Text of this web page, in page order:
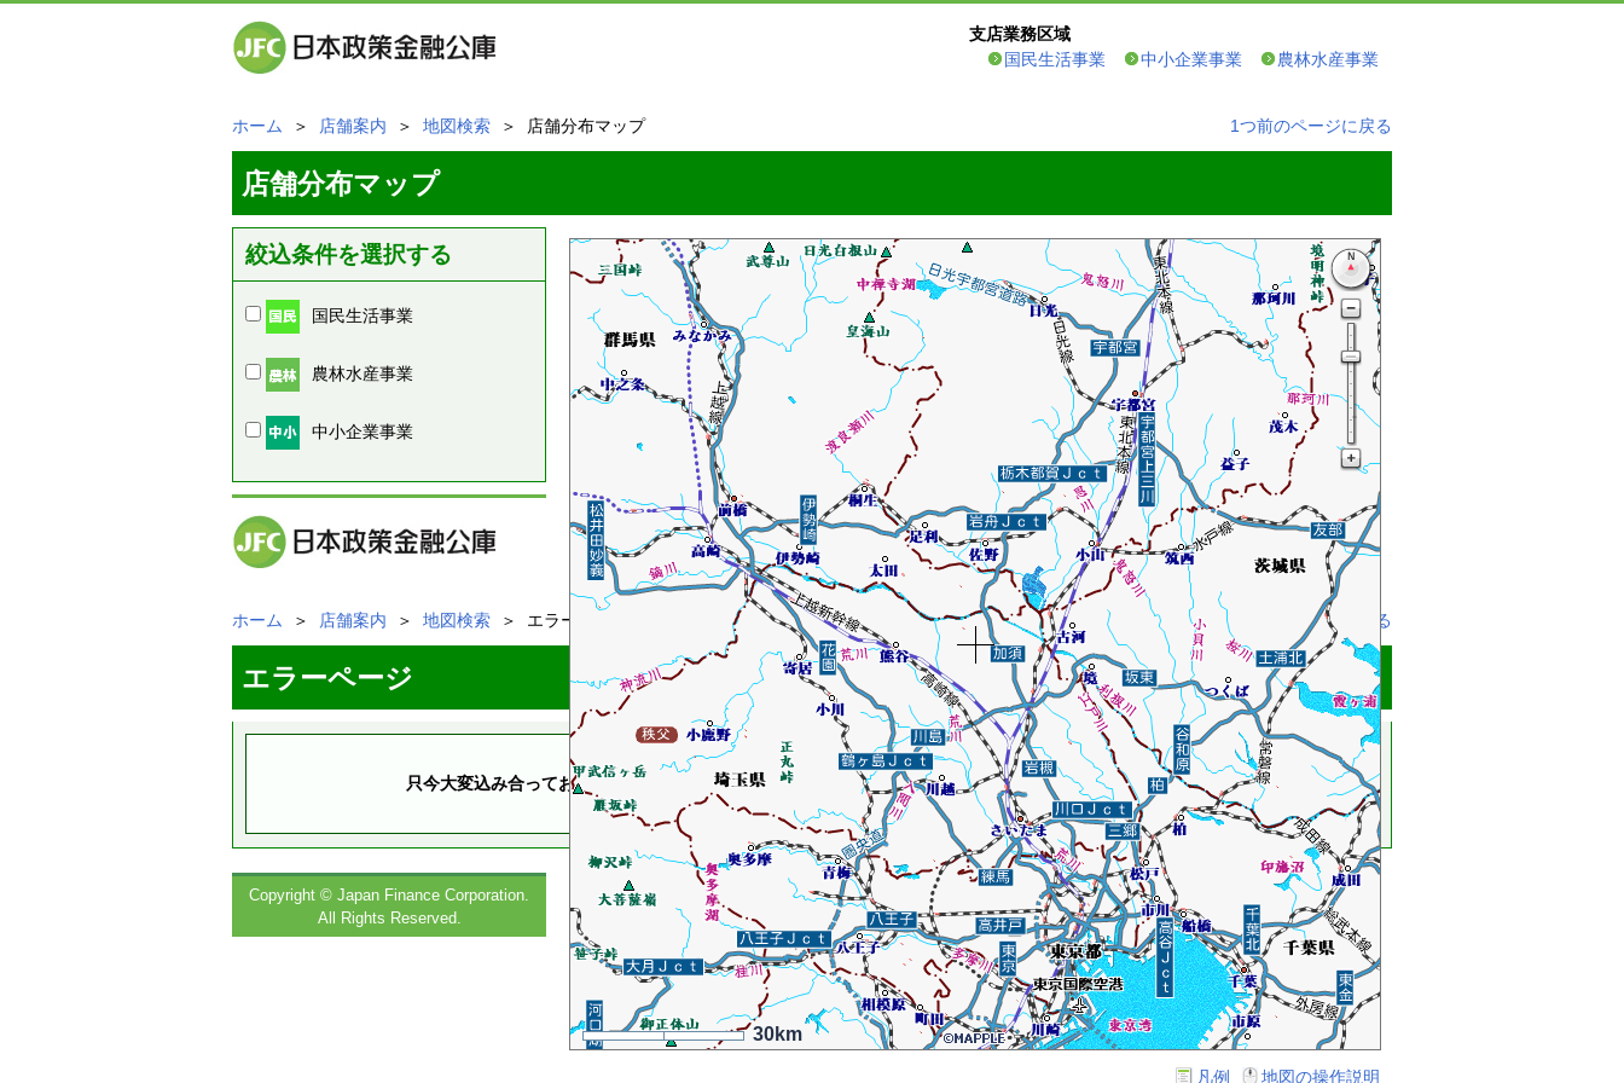
支店業務区域
国民生活事業
中小企業事業 農林水産事業
ホーム ＞ 店舗案内 ＞ 地図検索 ＞ 店舗分布マップ 1つ前のページに戻る
店舗分布マップ
30km
凡例 地図の操作説明
絞込条件を選択する
国民生活事業
農林水産事業
中小企業事業
支店業務区域
国民生活事業
中小企業事業 農林水産事業
ホーム ＞ 店舗案内 ＞ 地図検索 ＞ エラーページ 1つ前のページに戻る
エラーページ
只今大変込み合っております。大変申し訳ございませんが、暫くしてからもう一度アクセスしてください。
Copyright © Japan Finance Corporation.
All Rights Reserved.